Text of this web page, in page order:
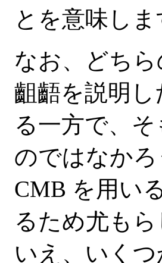
とを意味しま
なお、どち
齟齬を説明
る一方で、
のではなか
CMB を用い
るため尤も
いえ、いく